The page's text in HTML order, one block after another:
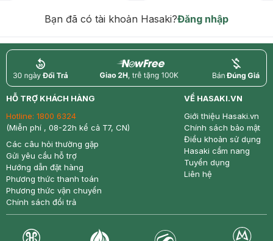
Bạn đã có tài khoản Hasaki?Đăng nhập
return nowfree price
HỖ TRỢ KHÁCH HÀNG
Hotline: 1800 6324
(Miễn phí , 08-22h kể cả T7, CN)
Các câu hỏi thường gặp
Gửi yêu cầu hỗ trợ
Hướng dẫn đặt hàng
Phương thức thanh toán
Phương thức vận chuyển
Chính sách đổi trả
VỀ HASAKI.VN
Giới thiệu Hasaki.vn
Chính sách bảo mật
Điều khoản sử dụng
Hasaki cẩm nang
Tuyển dụng
Liên hệ